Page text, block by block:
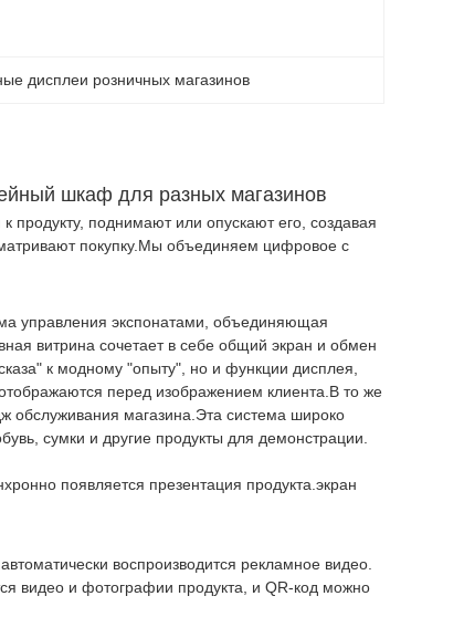
дисплеи розничных магазинов
шкаф для разных магазинов
продукту, поднимают или опускают его, создавая
покупку.Мы объединяем цифровое с
управления экспонатами, объединяющая
витрина сочетает в себе общий экран и обмен
к модному "опыту", но и функции дисплея,
перед изображением клиента.В то же
обслуживания магазина.Эта система широко
сумки и другие продукты для демонстрации.
появляется презентация продукта.экран
воспроизводится рекламное видео.
видео и фотографии продукта, и QR-код можно